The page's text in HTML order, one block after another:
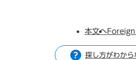
本文へ
探し方がわから